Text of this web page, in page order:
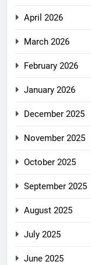
April 2026
March 2026
February 2026
January 2026
December 2025
November 2025
October 2025
September 2025
August 2025
July 2025
June 2025